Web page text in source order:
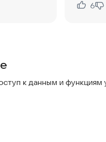
6
Не
к данным и функциям